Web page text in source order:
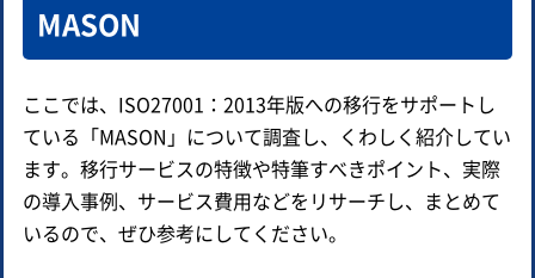
MASON
ここでは、ISO27001：2013年版への移行をサポートし
ている「MASON」について調査し、くわしく紹介してい
ます。移行サービスの特徴や特筆すべきポイント、実際
の導入事例、サービス費用などをリサーチし、まとめて
いるので、ぜひ参考にしてください。